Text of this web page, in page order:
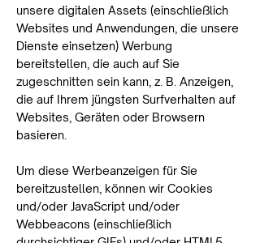
unsere digitalen Assets (einschließlich
Websites und Anwendungen, die unsere
Dienste einsetzen) Werbung
bereitstellen, die auch auf Sie
zugeschnitten sein kann, z. B. Anzeigen,
die auf Ihrem jüngsten Surfverhalten auf
Websites, Geräten oder Browsern
basieren.
Um diese Werbeanzeigen für Sie
bereitzustellen, können wir Cookies
und/oder JavaScript und/oder
Webbeacons (einschließlich